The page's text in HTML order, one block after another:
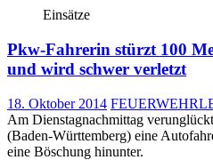
Einsätze
Pkw-Fahrerin stürzt 100
und wird schwer verletzt
18. Oktober 2014
Am Dienstagnachmittag
(Baden-Württemberg) eine
eine Böschung hinunter.